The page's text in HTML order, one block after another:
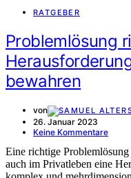
RATGEBER
Problemlösung
bewahren
von
26. Januar 2023
Keine Kommentare
Eine richtige
auch im Privatleben eine